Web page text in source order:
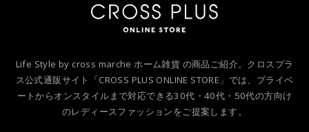
Life Style by cross marche ホーム雑貨 の商品ご紹介。クロスプラ
ス公式通販サイト「CROSS PLUS ONLINE STORE」では、プライベ
ートからオンスタイルまで対応できる30代・40代・50代の方向け
のレディースファッションをご提案します。